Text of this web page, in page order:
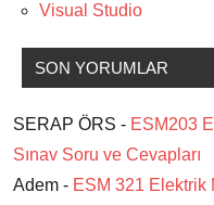
Visual Studio
SON YORUMLAR
SERAP ÖRS - ESM203
Sınav Soru ve Cevapları
Adem - ESM 321 Elektrik